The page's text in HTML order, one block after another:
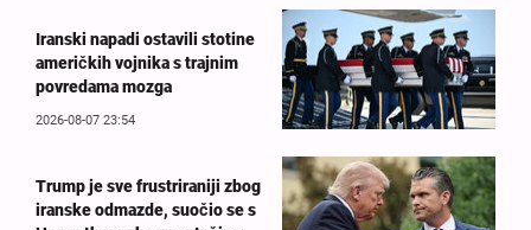
Iranski napadi ostavili stotine
američkih vojnika s trajnim
povredama mozga
2026-08-07 23:54
Trump je sve frustriraniji zbog
iranske odmazde, suočio se s